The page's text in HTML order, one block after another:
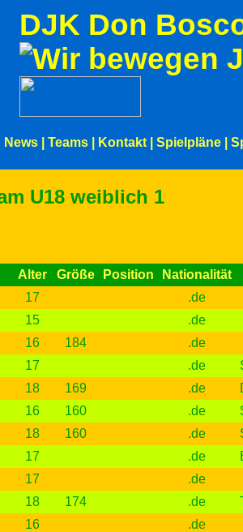
DJK Don
News Teams Kontakt Spielpläne
U18 weiblich 1
Alter Größe Position
Nationalität
17
.de
15
.de
16 184
.de
17 .de
18 169 .de
16 160 .de
18 160 .de
17 .de
17
.de
18 174 .de
16
.de